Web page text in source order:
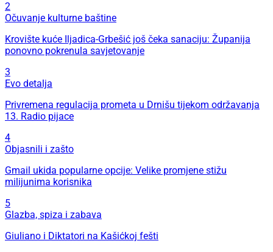
2
Očuvanje kulturne baštine
Krovište kuće Iljadica-Grbešić još čeka sanaciju: Županija
ponovno pokrenula savjetovanje
3
Evo detalja
Privremena regulacija prometa u Drnišu tijekom održavanja
13. Radio pijace
4
Objasnili i zašto
Gmail ukida popularne opcije: Velike promjene stižu
milijunima korisnika
5
Glazba, spiza i zabava
Giuliano i Diktatori na Kašićkoj fešti